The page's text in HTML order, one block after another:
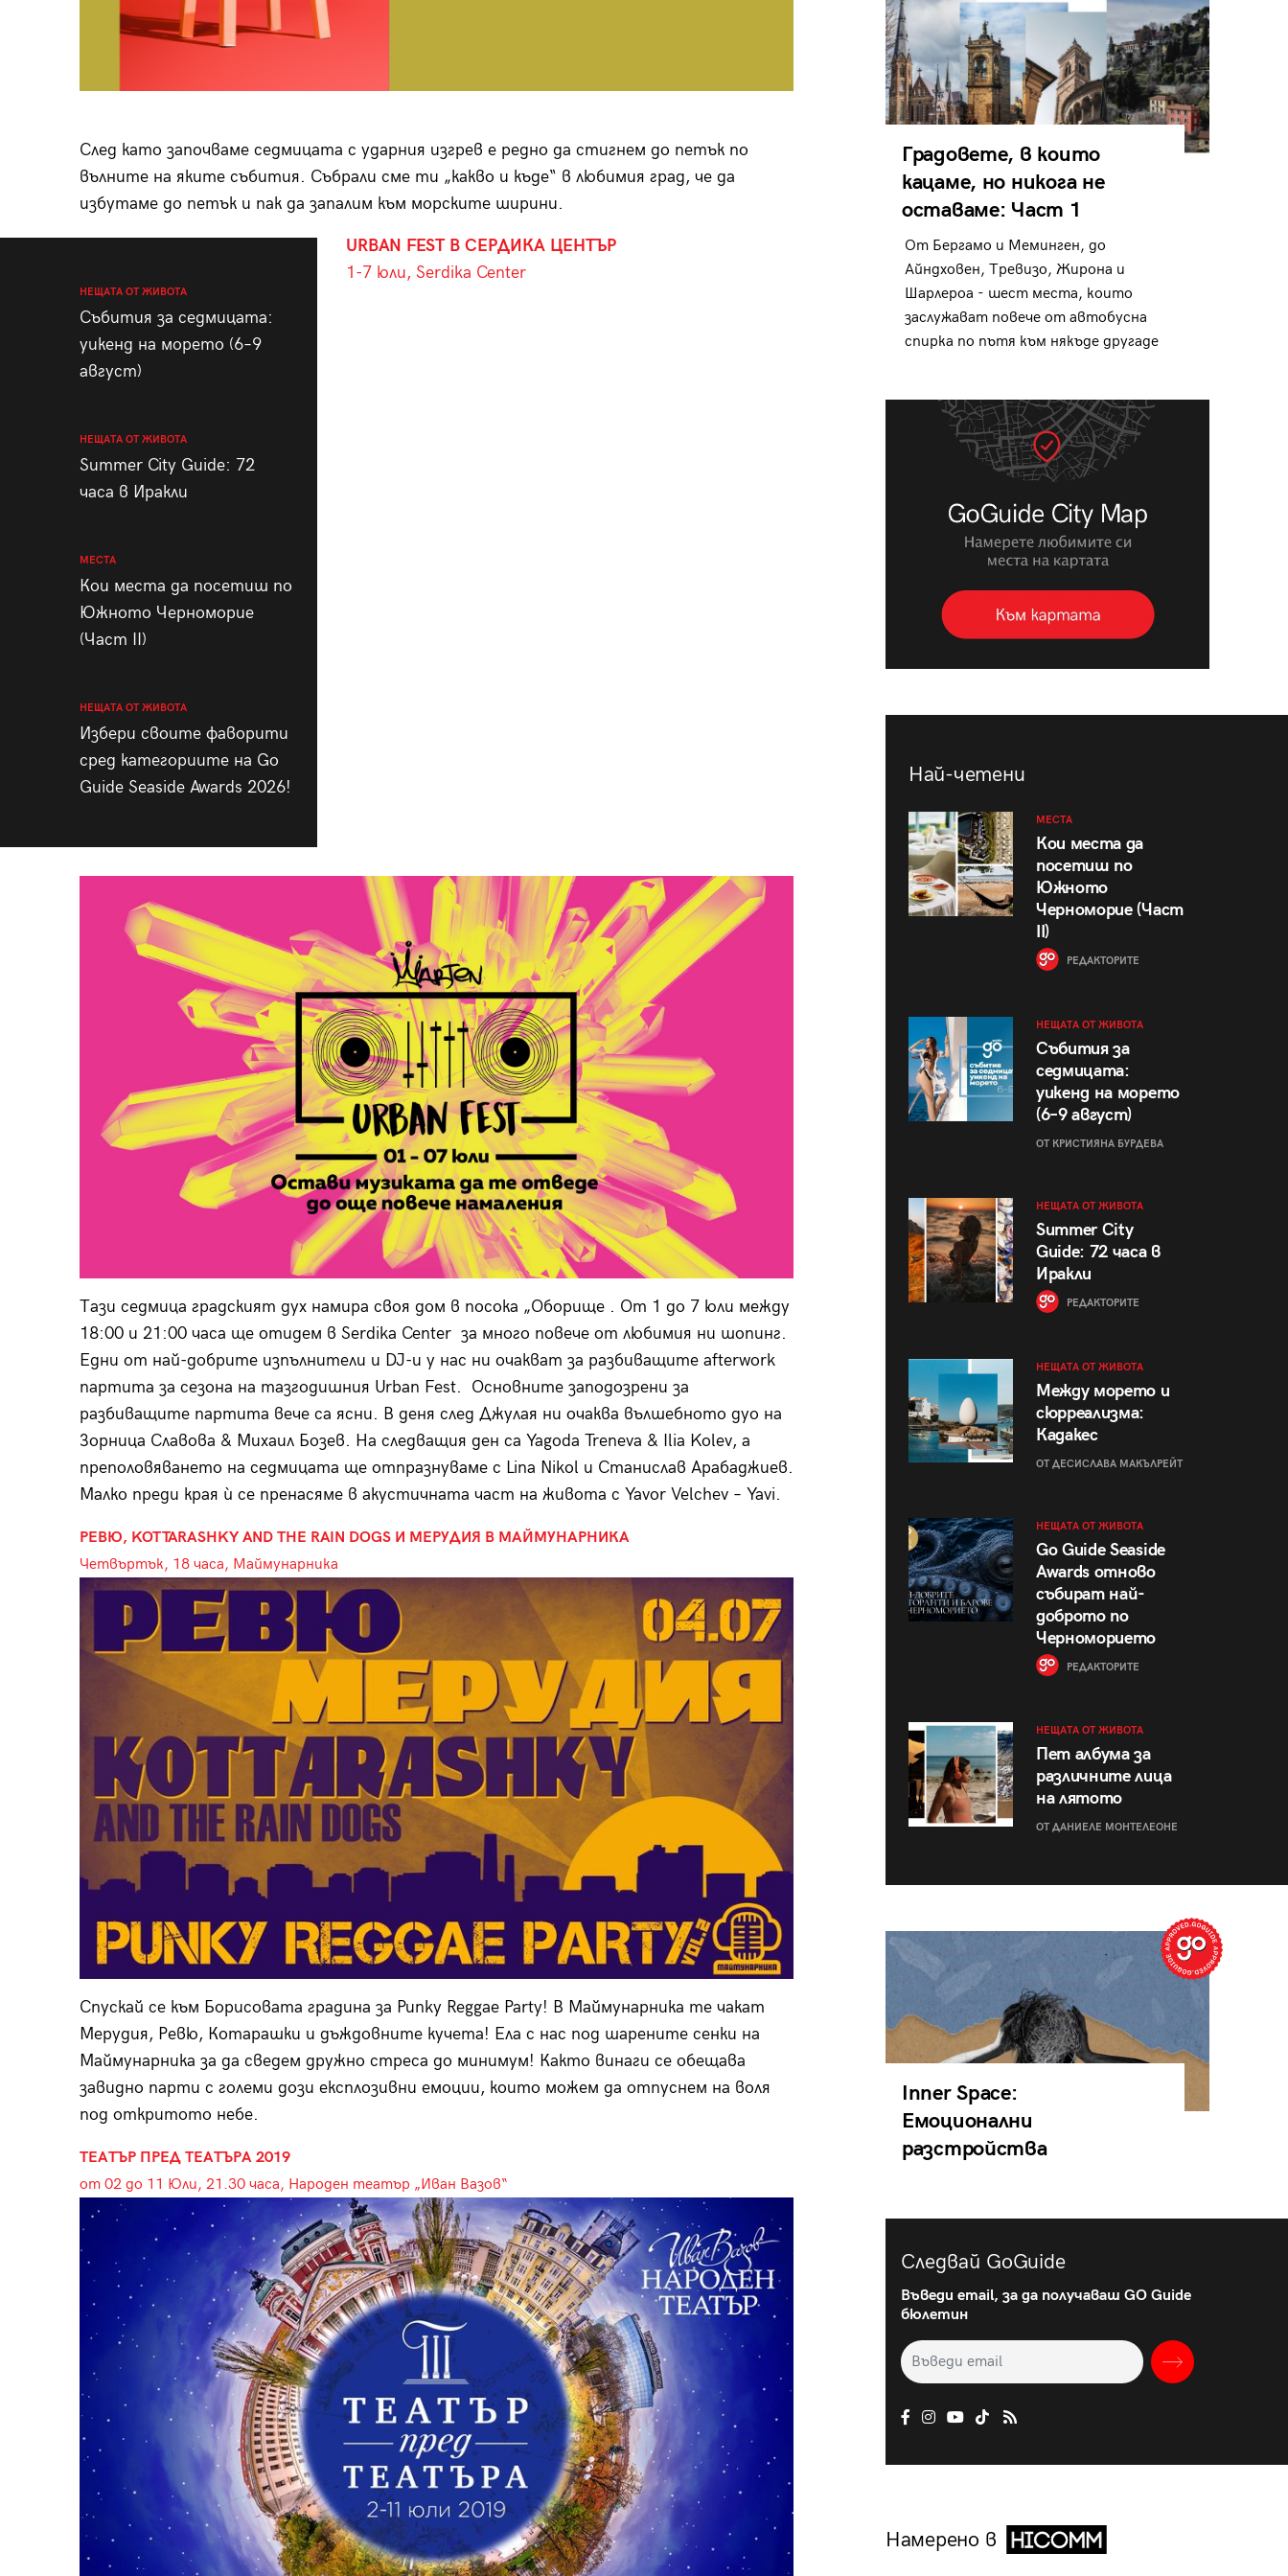
След като започваме седмицата с ударния изгрев е редно да стигнем до петък по
вълните на яките събития. Събрали сме ти „какво и къде“ в любимия град, че да
избутаме до петък и пак да запалим към морските ширини.
НЕЩАТА ОТ ЖИВОТА
Събития за седмицата:
уикенд на морето (6–9
август)
НЕЩАТА ОТ ЖИВОТА
Summer City Guide: 72
часа в Иракли
МЕСТА
Кои места да посетиш по
Южното Черноморие
(Част II)
НЕЩАТА ОТ ЖИВОТА
Избери своите фаворити
сред категориите на Go
Guide Seaside Awards 2026!
URBAN FEST В СЕРДИКА ЦЕНТЪР
1-7 юли, Serdika Center
Тази седмица градският дух намира своя дом в посока „Оборище . От 1 до 7 юли между
18:00 и 21:00 часа ще отидем в Serdika Center за много повече от любимия ни шопинг.
Eдни от най-добрите изпълнители и DJ-и у нас ни очакват за разбиващите afterwork
партита за сезона на тазгодишния Urban Fest. Основните заподозрени за
разбиващите партита вече са ясни. В деня след Джулая ни очаква вълшебното дуо на
Зорница Славова & Михаил Бозев. На следващия ден са Yagoda Treneva & Ilia Kolev, а
преполовяването на седмицата ще отпразнуваме с Lina Nikol и Станислав Арабаджиев.
Малко преди края ѝ се пренасяме в акустичната част на живота с Yavor Velchev – Yavi.
РЕВЮ, KOTTARASHKY AND THE RAIN DOGS И МЕРУДИЯ В МАЙМУНАРНИКА
Четвъртък, 18 часа, Маймунарника
Спускай се към Борисовата градина за Punky Reggae Party! В Маймунарника те чакат
Мерудия, Ревю, Котарашки и дъждовните кучета! Ела с нас под шарените сенки на
Маймунарника за да сведем дружно стреса до минимум! Както винаги се обещава
завидно парти с големи дози експлозивни емоции, които можем да отпуснем на воля
под откритото небе.
ТЕАТЪР ПРЕД ТЕАТЪРА 2019
от 02 до 11 Юли, 21.30 часа, Народен театър „Иван Вазов“
Градовете, в които
кацаме, но никога не
оставаме: Част 1
От Бергамо и Меминген, до
Айндховен, Тревизо, Жирона и
Шарлероа - шест места, които
заслужават повече от автобусна
спирка по пътя към някъде другаде
Най-четени
МЕСТА
Кои места да
посетиш по
Южното
Черноморие (Част
II)
РЕДАКТОРИТЕ
НЕЩАТА ОТ ЖИВОТА
Събития за
седмицата:
уикенд на морето
(6–9 август)
ОТ КРИСТИЯНА БУРДЕВА
НЕЩАТА ОТ ЖИВОТА
Summer City
Guide: 72 часа в
Иракли
РЕДАКТОРИТЕ
НЕЩАТА ОТ ЖИВОТА
Между морето и
сюрреализма:
Кадакес
ОТ ДЕСИСЛАВА МАКЪЛРЕЙТ
НЕЩАТА ОТ ЖИВОТА
Go Guide Seaside
Awards отново
събират най-
доброто по
Черноморието
РЕДАКТОРИТЕ
НЕЩАТА ОТ ЖИВОТА
Пет албума за
различните лица
на лятото
ОТ ДАНИЕЛЕ МОНТЕЛЕОНЕ
Inner Space:
Емоционални
разстройства
Следвай GoGuide
Въведи email, за да получаваш GO Guide
бюлетин
Намерено в